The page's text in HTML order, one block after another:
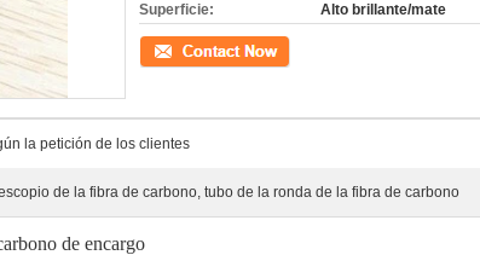
Superficie:
Alto brillante/mate
Contacto
la petición de los clientes
de la fibra de carbono, tubo de la ronda de la fibra de carbono
de encargo